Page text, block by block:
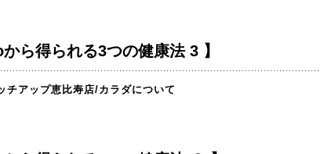
から得られる3つの健康法 3 】
チアップ恵比寿店/カラダについて